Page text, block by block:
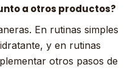
a otros productos?
En rutinas simples
y en rutinas
otros pasos de